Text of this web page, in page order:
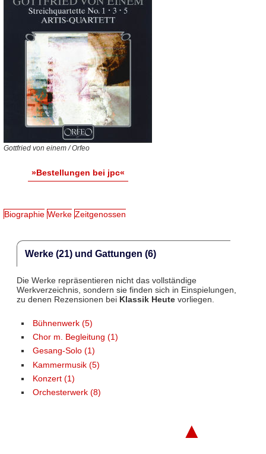
Gottfried von einem / Orfeo
»Bestellungen bei jpc«
Biographie Werke Zeitgenossen
Werke (21) und Gattungen (6)
Die Werke repräsentieren nicht das vollständige
Werkverzeichnis, sondern sie finden sich in Einspielungen,
zu denen Rezensionen bei Klassik Heutevorliegen.
Bühnenwerk (5)
Chor m. Begleitung (1)
Gesang-Solo (1)
Kammermusik (5)
Konzert (1)
Orchesterwerk (8)
▲